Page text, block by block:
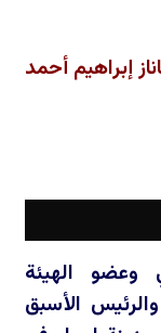
إبراهيم أحمد
وعضو الهيئة
الأسبق